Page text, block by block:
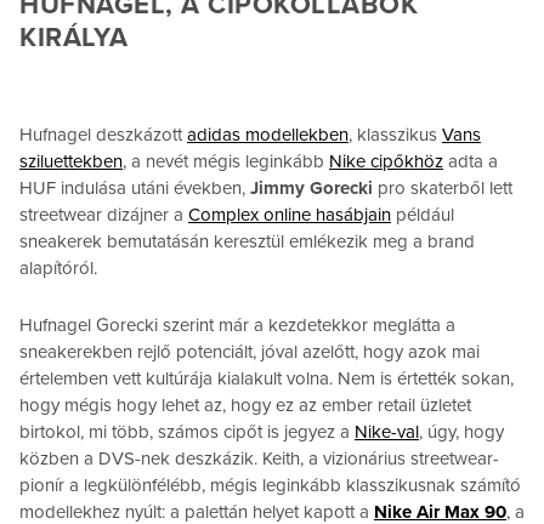
KIRÁLYA
Hufnagel deszkázottadidas modellekben, klasszikus Vans
sziluettekben, a nevét mégis leginkább Nike cipőkhöz adta a
HUF indulása utáni években, Jimmy Gorecki pro skaterből lett
streetwear dizájner a Complex online hasábjain például
sneakerek bemutatásán keresztül emlékezik meg a brand
alapítóról.
Hufnagel Gorecki szerint már a kezdetekkor meglátta a
sneakerekben rejlő potenciált, jóval azelőtt, hogy azok mai
értelemben vett kultúrája kialakult volna. Nem is értették sokan,
hogy mégis hogy lehet az, hogy ez az ember retail üzletet
birtokol, mi több, számos cipőt is jegyez a Nike-val, úgy, hogy
közben a DVS-nek deszkázik. Keith, a vizionárius streetwear-
pionír a legkülönfélébb, mégis leginkább klasszikusnak számító
modellekhez nyúlt: a palettán helyet kapott a Nike Air Max 90, a